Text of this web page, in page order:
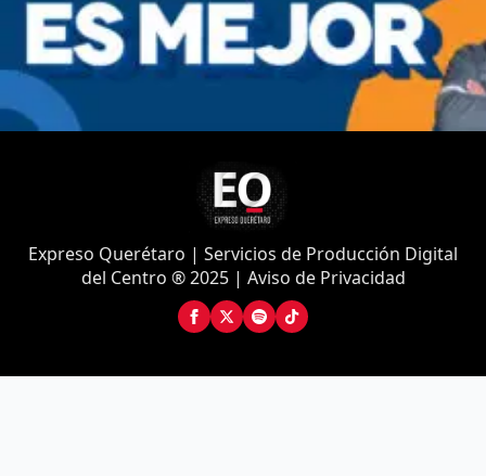
Expreso Querétaro | Servicios de Producción Digital
del Centro ® 2025 | Aviso de Privacidad